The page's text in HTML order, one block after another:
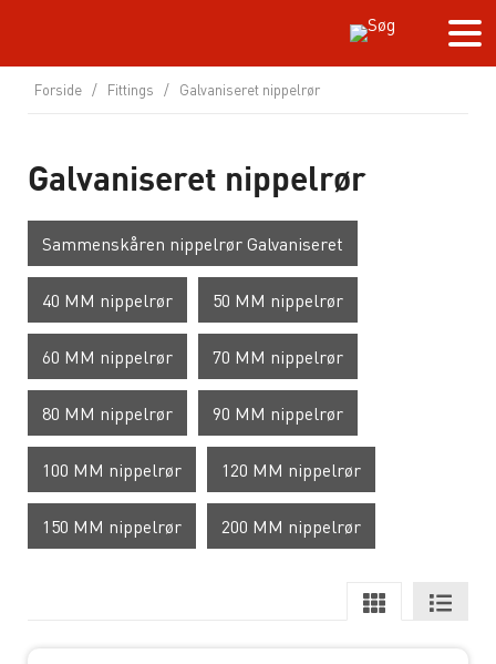
Forside / Fittings / Galvaniseret nippelrør
Galvaniseret nippelrør
Sammenskåren nippelrør Galvaniseret
40 MM nippelrør 50 MM nippelrør
60 MM nippelrør 70 MM nippelrør
80 MM nippelrør 90 MM nippelrør
100 MM nippelrør 120 MM nippelrør
150 MM nippelrør 200 MM nippelrør